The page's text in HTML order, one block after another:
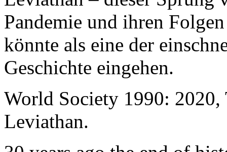
Pandemie und ihren
könnte als eine der
Geschichte eingehen.
World Society 1990: 2020,
Leviathan.